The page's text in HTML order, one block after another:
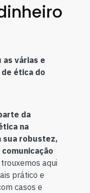
as várias e
ética do
da
na
sua robustez,
trouxemos aqui
prático e
casos e